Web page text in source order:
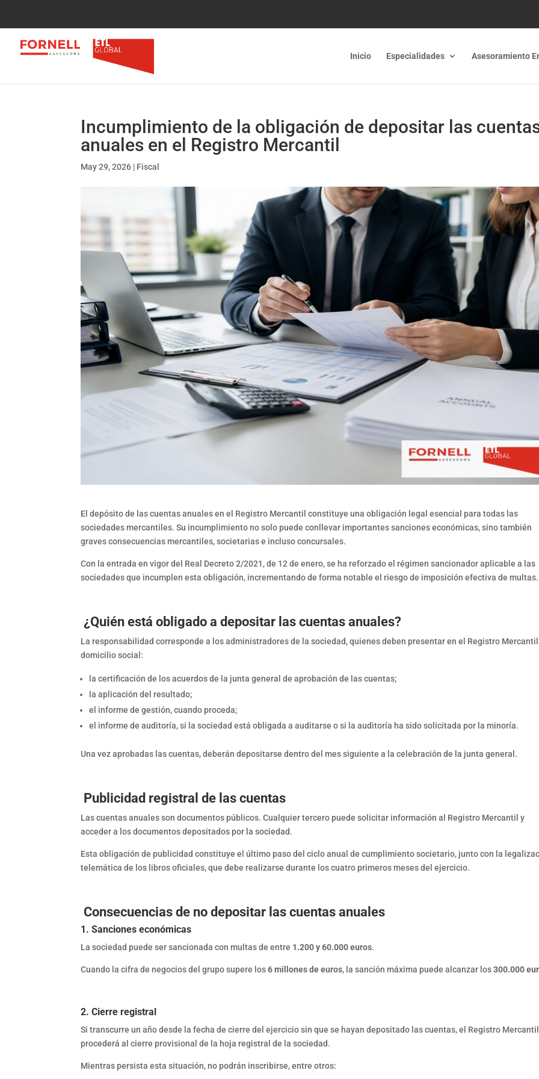
Inicio Especialidades Asesoramiento
Incumplimiento de la obligación de depositar las
anuales en el Registro Mercantil
May 29, 2026 | Fiscal
El depósito de las cuentas anuales en el Registro Mercantil constituye una obligación legal esencial para todas las
sociedades mercantiles. Su incumplimiento no solo puede conllevar importantes sanciones económicas, sino también
graves consecuencias mercantiles, societarias e incluso concursales.
Con la entrada en vigor del Real Decreto 2/2021, de 12 de enero, se ha reforzado el régimen sancionador aplicable a las
sociedades que incumplen esta obligación, incrementando de forma notable el riesgo de imposición efectiva de multas.
¿Quién está obligado a depositar las cuentas anuales?
La responsabilidad corresponde a los administradores de la sociedad, quienes deben presentar en el Registro
domicilio social:
la certificación de los acuerdos de la junta general de aprobación de las cuentas;
la aplicación del resultado;
el informe de gestión, cuando proceda;
el informe de auditoría, si la sociedad está obligada a auditarse o si la auditoría ha sido solicitada por la minoría.
Una vez aprobadas las cuentas, deberán depositarse dentro del mes siguiente a la celebración de la junta general.
Publicidad registral de las cuentas
Las cuentas anuales son documentos públicos. Cualquier tercero puede solicitar información al Registro Mercantil y
acceder a los documentos depositados por la sociedad.
Esta obligación de publicidad constituye el último paso del ciclo anual de cumplimiento societario, junto con la
telemática de los libros oficiales, que debe realizarse durante los cuatro primeros meses del ejercicio.
Consecuencias de no depositar las cuentas anuales
1. Sanciones económicas
La sociedad puede ser sancionada con multas de entre 1.200 y 60.000 euros.
Cuando la cifra de negocios del grupo supere los6 millones de euros, la sanción máxima puede alcanzar los300.000
2. Cierre registral
Si transcurre un año desde la fecha de cierre del ejercicio sin que se hayan depositado las cuentas, el Registro Mercantil
procederá al cierre provisional de la hoja registral de la sociedad.
Mientras persista esta situación, no podrán inscribirse, entre otros: